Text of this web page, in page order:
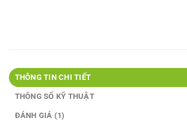
THÔNG TIN CHI TIẾT
THÔNG SỐ KỸ THUẬT
ĐÁNH GIÁ (1)